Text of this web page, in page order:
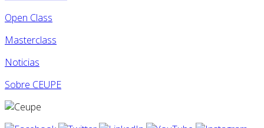
Open Class
Masterclass
Noticias
Sobre CEUPE